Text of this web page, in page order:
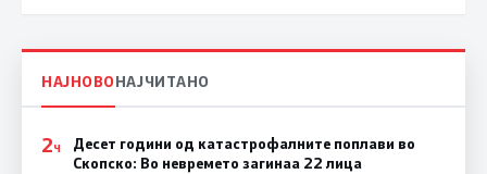
НАЈНОВОНАЈЧИТАНО
2Ч
Десет години од катастрофалните поплави во
Скопско: Во невремето загинаа 22 лица